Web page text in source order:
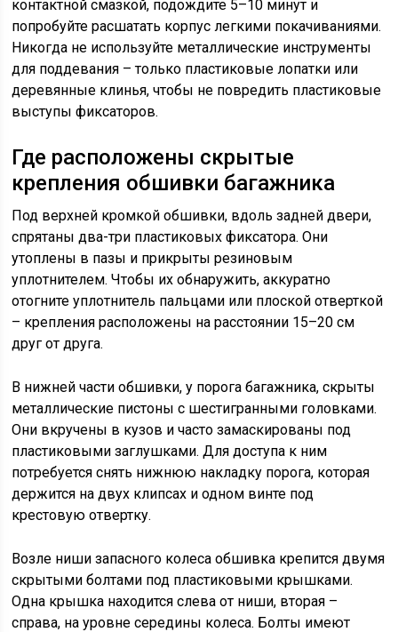
контактной смазкой, подождите 5–10 минут и
попробуйте расшатать корпус легкими покачиваниями.
Никогда не используйте металлические инструменты
для поддевания – только пластиковые лопатки или
деревянные клинья, чтобы не повредить пластиковые
выступы фиксаторов.
Где расположены скрытые
крепления обшивки багажника
Под верхней кромкой обшивки, вдоль задней двери,
спрятаны два-три пластиковых фиксатора. Они
утоплены в пазы и прикрыты резиновым
уплотнителем. Чтобы их обнаружить, аккуратно
отогните уплотнитель пальцами или плоской отверткой
– крепления расположены на расстоянии 15–20 см
друг от друга.
В нижней части обшивки, у порога багажника, скрыты
металлические пистоны с шестигранными головками.
Они вкручены в кузов и часто замаскированы под
пластиковыми заглушками. Для доступа к ним
потребуется снять нижнюю накладку порога, которая
держится на двух клипсах и одном винте под
крестовую отвертку.
Возле ниши запасного колеса обшивка крепится двумя
скрытыми болтами под пластиковыми крышками.
Одна крышка находится слева от ниши, вторая –
справа, на уровне середины колеса. Болты имеют